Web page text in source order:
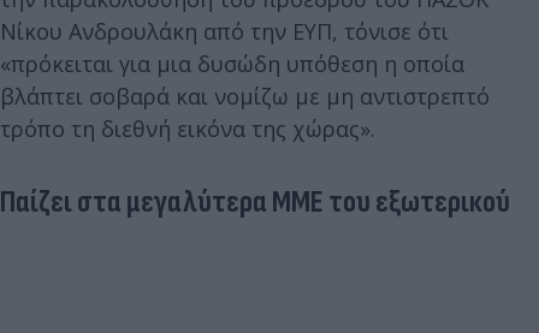
Νίκου Ανδρουλάκη από την ΕΥΠ, τόνισε ότι
«πρόκειται για μια δυσώδη υπόθεση η οποία
βλάπτει σοβαρά και νομίζω με μη αντιστρεπτό
τρόπο τη διεθνή εικόνα της χώρας».
Παίζει στα μεγαλύτερα ΜΜΕ του εξωτερικού